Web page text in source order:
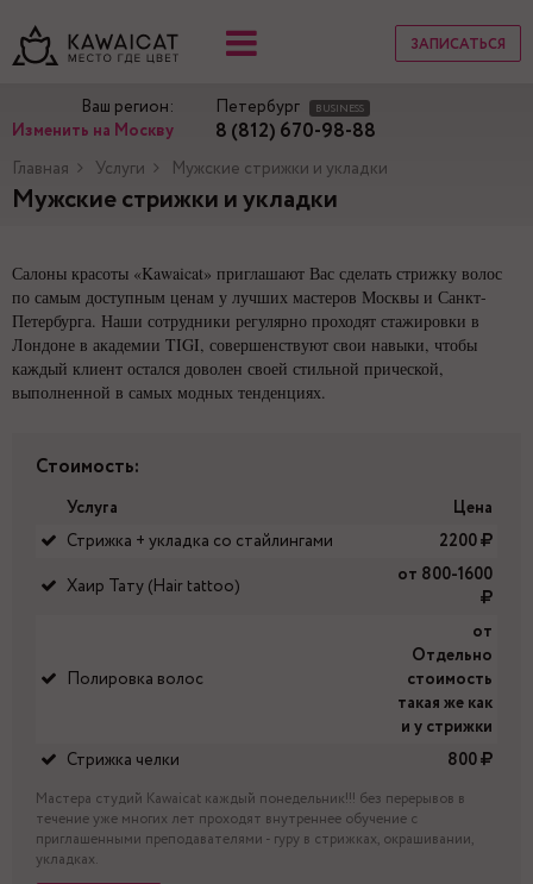
ЗАПИСАТЬСЯ
Ваш регион:
Изменить на Москву
Петербург BUSINESS
8 (812) 670-98-88
Главная Услуги Мужские стрижки и укладки
Мужские стрижки и укладки
Салоны красоты «Kawaicat» приглашают Вас сделать стрижку волос
по самым доступным ценам у лучших мастеров Москвы и Санкт-
Петербурга. Наши сотрудники регулярно проходят стажировки в
Лондоне в академии TIGI, совершенствуют свои навыки, чтобы
каждый клиент остался доволен своей стильной прической,
выполненной в самых модных тенденциях.
Стоимость:
Услуга
Цена
Стрижка + укладка со стайлингами
2200
Хаир Тату (Hair tattoo)
от 800-1600
Полировка волос
от
Отдельно
стоимость
такая же как
и у стрижки
Стрижка челки
800
Мастера студий Kawaicat каждый понедельник!!! без перерывов в
течение уже многих лет проходят внутреннее обучение с
приглашенными преподавателями - гуру в стрижках, окрашивании,
укладках.